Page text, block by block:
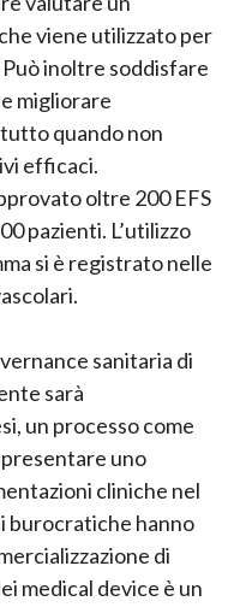
viene utilizzato per
inoltre soddisfare
migliorare
quando non
efficaci.
oltre 200 EFS
pazienti. L’utilizzo
si è registrato nelle
sanitaria di
sarà
un processo come
uno
cliniche nel
burocratiche hanno
di
medical device è un